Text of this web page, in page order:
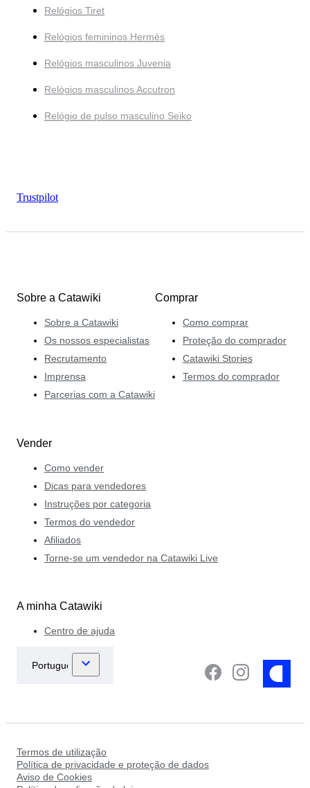
Relógios Tiret
Relógios femininos Hermès
Relógios masculinos Juvenia
Relógios masculinos Accutron
Relógio de pulso masculino Seiko
Trustpilot
Sobre a Catawiki
Sobre a Catawiki
Os nossos especialistas
Recrutamento
Imprensa
Parcerias com a Catawiki
Comprar
Como comprar
Proteção do comprador
Catawiki Stories
Termos do comprador
Vender
Como vender
Dicas para vendedores
Instruções por categoria
Termos do vendedor
Afiliados
Torne-se um vendedor na Catawiki Live
A minha Catawiki
Centro de ajuda
Termos de utilização
Política de privacidade e proteção de dados
Aviso de Cookies